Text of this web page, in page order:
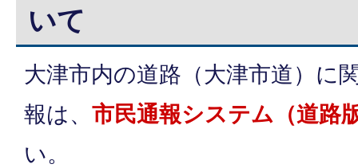
いて
大津市内の道路（大津市道）に
報は、 市民通報システム（道路
い。